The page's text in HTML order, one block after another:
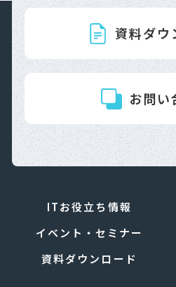
資料ダウ
お問い
ITお役立ち情報
イベント・セミナー
資料ダウンロード